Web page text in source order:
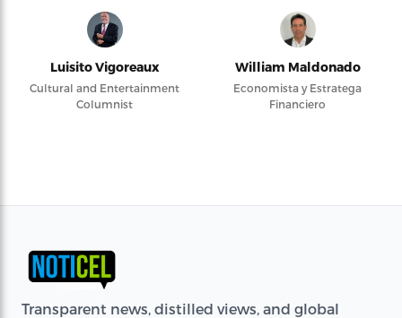
Luisito Vigoreaux
Cultural and Entertainment
Columnist
William Maldonado
Economista y Estratega
Financiero
Transparent news, distilled views, and global